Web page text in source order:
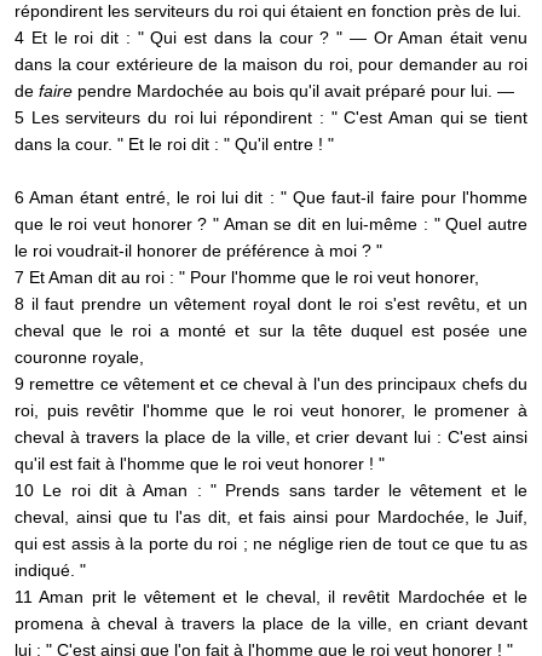
répondirent les serviteurs du roi qui étaient en fonction près de lui.
4 Et le roi dit : " Qui est dans la cour ? " — Or Aman était venu
dans la cour extérieure de la maison du roi, pour demander au roi
de faire pendre Mardochée au bois qu'il avait préparé pour lui. —
5 Les serviteurs du roi lui répondirent : " C'est Aman qui se tient
dans la cour. " Et le roi dit : " Qu'il entre ! "
6 Aman étant entré, le roi lui dit : " Que faut-il faire pour l'homme
que le roi veut honorer ? " Aman se dit en lui-même : " Quel autre
le roi voudrait-il honorer de préférence à moi ? "
7 Et Aman dit au roi : " Pour l'homme que le roi veut honorer,
8 il faut prendre un vêtement royal dont le roi s'est revêtu, et un
cheval que le roi a monté et sur la tête duquel est posée une
couronne royale,
9 remettre ce vêtement et ce cheval à l'un des principaux chefs du
roi, puis revêtir l'homme que le roi veut honorer, le promener à
cheval à travers la place de la ville, et crier devant lui : C'est ainsi
qu'il est fait à l'homme que le roi veut honorer ! "
10 Le roi dit à Aman : " Prends sans tarder le vêtement et le
cheval, ainsi que tu l'as dit, et fais ainsi pour Mardochée, le Juif,
qui est assis à la porte du roi ; ne néglige rien de tout ce que tu as
indiqué. "
11 Aman prit le vêtement et le cheval, il revêtit Mardochée et le
promena à cheval à travers la place de la ville, en criant devant
lui : " C'est ainsi que l'on fait à l'homme que le roi veut honorer ! "